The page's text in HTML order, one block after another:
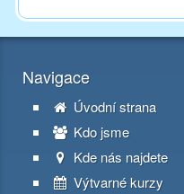
Navigace
Úvodní strana
Kdo jsme
Kde nás najdete
Výtvarné kurzy